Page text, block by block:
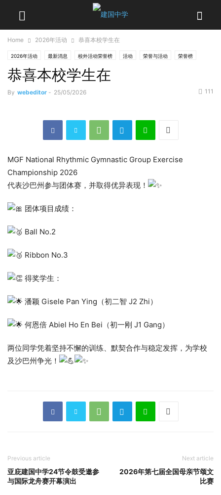
Home 2026年活动 恭喜本校学生在
2026年活动 最新消息 校外活动荣誉榜 活动 荣誉与活动 荣誉榜
恭喜本校学生在
By webeditor - 25/05/2026 111
MGF National Rhythmic Gymnastic Group Exercise
Championship 2026
代表沙巴州参与团体赛，并取得优异表现！
团体项目成绩：
Ball No.2
Ribbon No.3
得奖学生：
潘颖 Gisele Pan Ying（初二智 J2 Zhi）
何恩倍 Abiel Ho En Bei（初一刚 J1 Gang）
两位同学凭着坚持不懈的训练、默契合作与稳定发挥，为学校
及沙巴州争光！
Previous article
亚庇建国中学24节令鼓受邀参
与国际龙舟赛开幕演出
Next article
2026年第七届全国母亲节颂文
比赛